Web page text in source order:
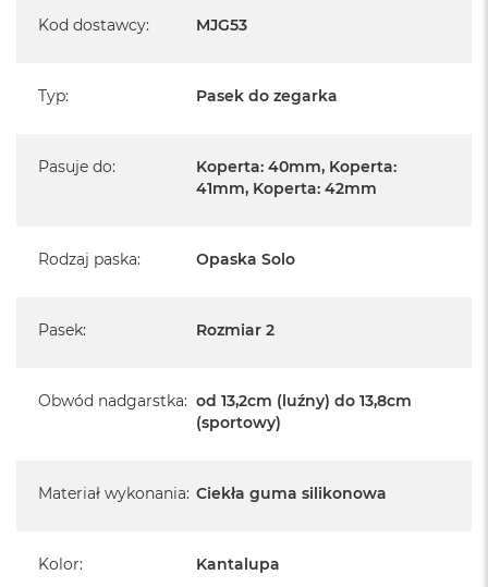
Kod dostawcy: MJG53
Typ: Pasek do zegarka
Pasuje do:
Koperta: 40mm, Koperta:
41mm, Koperta: 42mm
Rodzaj paska: Opaska Solo
Pasek: Rozmiar 2
Obwód nadgarstka: od 13,2cm (luźny) do 13,8cm
(sportowy)
Materiał wykonania: Ciekła guma silikonowa
Kolor: Kantalupa